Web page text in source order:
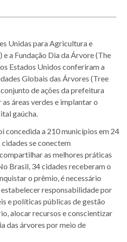
Unidas para Agricultura e
ea Fundação Dia da Árvore(The
Estados Unidos conferiram a
Globais das Árvores (Tree
de ações da prefeitura
áreas verdes e implantar o
gaúcha.
concedida a 210 municípios em 24
se conectem
as melhores práticas
Brasil, 34 cidades receberam o
o prêmio, é necessário
responsabilidade por
e políticas públicas de gestão
alocar recursos e conscientizar
das árvores por meio de